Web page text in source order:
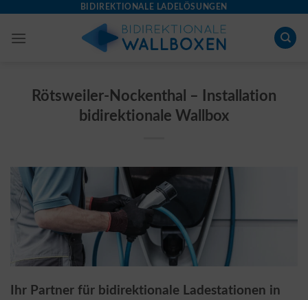
content
BIDIREKTIONALE LADELÖSUNGEN
Rötsweiler-Nockenthal – Installation
bidirektionale Wallbox
Ihr Partner für bidirektionale Ladestationen in